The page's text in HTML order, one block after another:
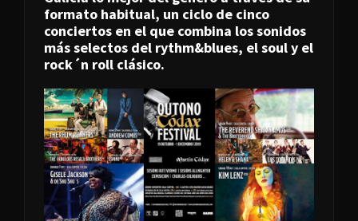
formato habitual, un ciclo de cinco
conciertos en el que combina los sonidos
más selectos del rythm&blues, el soul y el
rock´n roll clásico.